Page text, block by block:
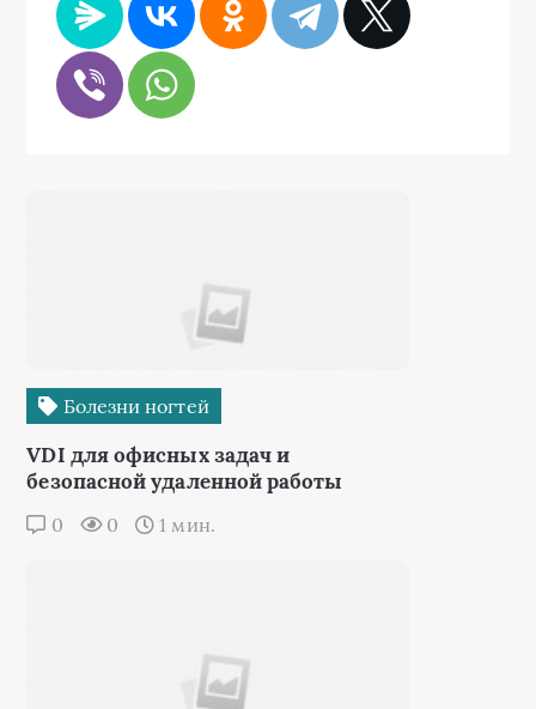
Болезни ногтей
VDI для офисных задач и
безопасной удаленной работы
0 0 1 мин.